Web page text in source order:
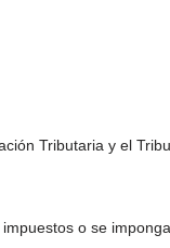
Tributaria y el
o se